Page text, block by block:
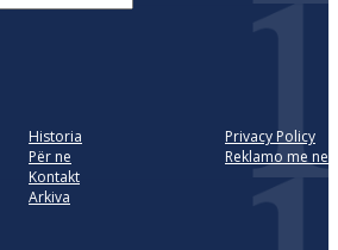
Historia
Për ne
Kontakt
Arkiva
Privacy Policy
Reklamo me ne